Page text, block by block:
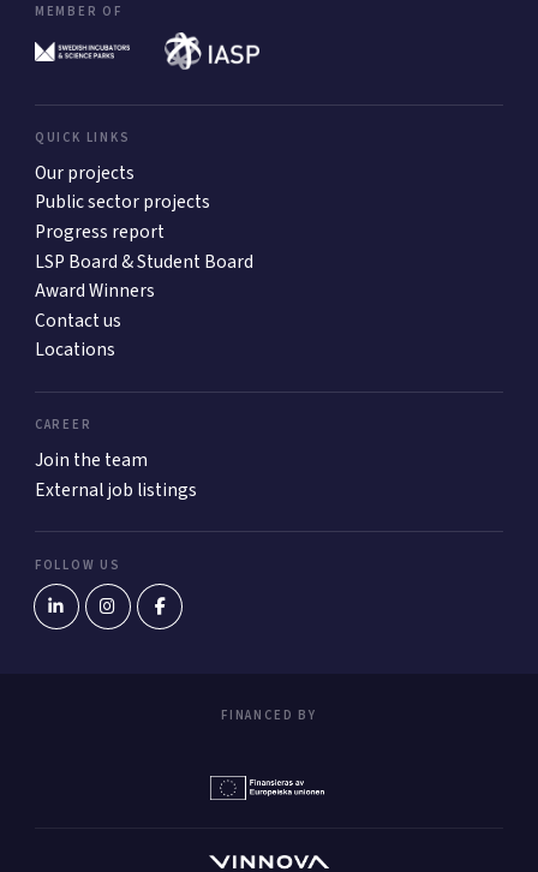
MEMBER OF
QUICK LINKS
Our projects
Public sector projects
Progress report
LSP Board & Student Board
Award Winners
Contact us
Locations
CAREER
Join the team
External job listings
FOLLOW US
FINANCED BY